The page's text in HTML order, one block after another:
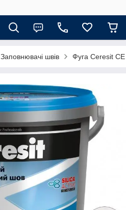
Заповнювачі швів Фуга Ceresit CE